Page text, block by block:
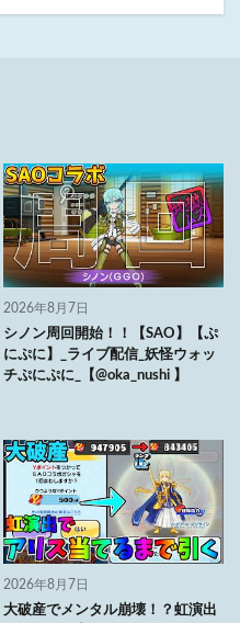
2026年8月7日
シノン周回開始！！【SAO】【ぷ
にぷに】_ライブ配信_妖怪ウォッ
チぷにぷに_【@oka_nushi 】
2026年8月7日
大破産でメンタル崩壊！？虹演出